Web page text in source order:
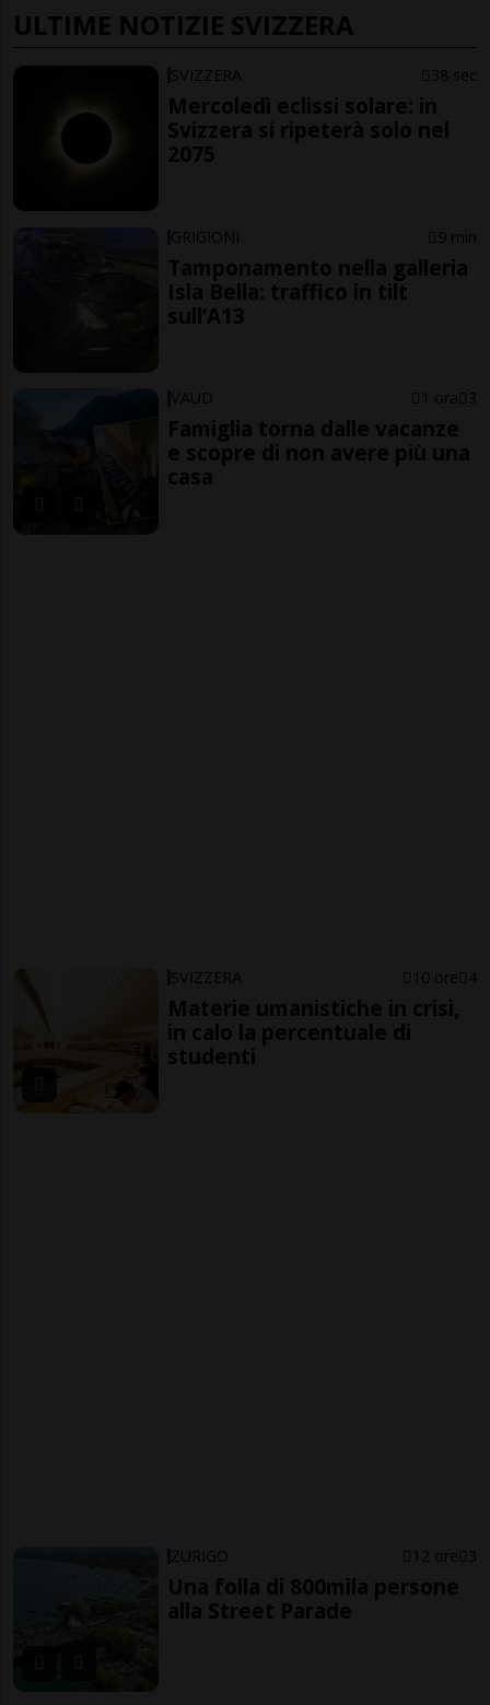
ULTIME NOTIZIE SVIZZERA
SVIZZERA 38 sec
Mercoledì eclissi solare: in
Svizzera si ripeterà solo nel
2075
GRIGIONI 9 min
Tamponamento nella galleria
Isla Bella: traffico in tilt
sull’A13
VAUD 1 ora 3
Famiglia torna dalle vacanze
e scopre di non avere più una
casa
SVIZZERA 10 ore 4
Materie umanistiche in crisi,
in calo la percentuale di
studenti
ZURIGO 12 ore 3
Una folla di 800mila persone
alla Street Parade